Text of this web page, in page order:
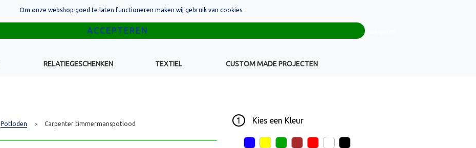
+32(0)16 43 54 19
RELATIEGESCHENKEN TEXTIEL CUSTOM MADE PROJECTEN
Potloden > Carpenter timmermanspotlood 1 Kies een Kleur
Om onze webshop goed te laten functioneren maken wij gebruik van cookies.